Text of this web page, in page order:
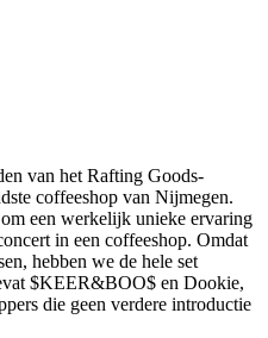
van het Rafting Goods-
coffeeshop van Nijmegen.
een werkelijk unieke ervaring
in een coffeeshop. Omdat
hebben we de hele set
$KEER&BOO$ en Dookie,
die geen verdere introductie